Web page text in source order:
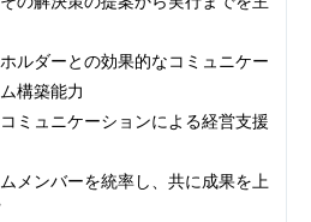
ルダーとの効果的なコミュニケー
構築能力
ミュニケーションによる経営支援
メンバーを統率し、共に成果を上